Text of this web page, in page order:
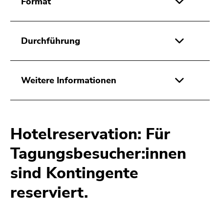
Durchführung
Weitere Informationen
Hotelreservation: Für
Tagungsbesucher:innen
sind Kontingente
reserviert.